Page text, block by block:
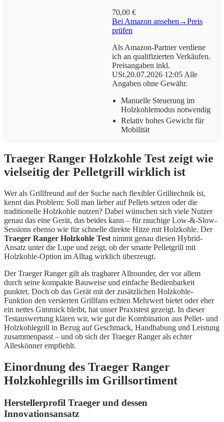
70,00 €
Bei Amazon ansehen →Preis
prüfen
Als Amazon-Partner verdiene
ich an qualifizierten Verkäufen.
Preisangaben inkl.
USt.20.07.2026 12:05 Alle
Angaben ohne Gewähr.
Manuelle Steuerung im
Holzkohlemodus notwendig
Relativ hohes Gewicht für
Mobilität
Traeger Ranger Holzkohle Test zeigt wie
vielseitig der Pelletgrill wirklich ist
Wer als Grillfreund auf der Suche nach flexibler Grilltechnik ist,
kennt das Problem: Soll man lieber auf Pellets setzen oder die
traditionelle Holzkohle nutzen? Dabei wünschen sich viele Nutzer
genau das eine Gerät, das beides kann – für rauchige Low-&-Slow-
Sessions ebenso wie für schnelle direkte Hitze mit Holzkohle. Der
Traeger Ranger Holzkohle Test nimmt genau diesen Hybrid-
Ansatz unter die Lupe und zeigt, ob der smarte Pelletgrill mit
Holzkohle-Option im Alltag wirklich überzeugt.
Der Traeger Ranger gilt als tragbarer Allrounder, der vor allem
durch seine kompakte Bauweise und einfache Bedienbarkeit
punktet. Doch ob das Gerät mit der zusätzlichen Holzkohle-
Funktion den versierten Grillfans echten Mehrwert bietet oder eher
ein nettes Gimmick bleibt, hat unser Praxistest gezeigt. In dieser
Testauswertung klären wir, wie gut die Kombination aus Pellet- und
Holzkohlegrill in Bezug auf Geschmack, Handhabung und Leistung
zusammenpasst – und ob sich der Traeger Ranger als echter
Alleskönner empfiehlt.
Einordnung des Traeger Ranger
Holzkohlegrills im Grillsortiment
Herstellerprofil Traeger und dessen
Innovationsansatz